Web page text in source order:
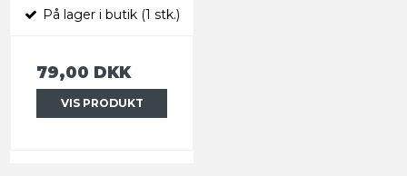
På lager i butik (1 stk.)
79,00 DKK
VIS PRODUKT